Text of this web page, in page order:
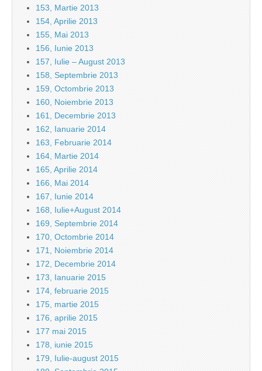
153, Martie 2013
154, Aprilie 2013
155, Mai 2013
156, Iunie 2013
157, Iulie – August 2013
158, Septembrie 2013
159, Octombrie 2013
160, Noiembrie 2013
161, Decembrie 2013
162, Ianuarie 2014
163, Februarie 2014
164, Martie 2014
165, Aprilie 2014
166, Mai 2014
167, Iunie 2014
168, Iulie+August 2014
169, Septembrie 2014
170, Octombrie 2014
171, Noiembrie 2014
172, Decembrie 2014
173, Ianuarie 2015
174, februarie 2015
175, martie 2015
176, aprilie 2015
177 mai 2015
178, iunie 2015
179, Iulie-august 2015